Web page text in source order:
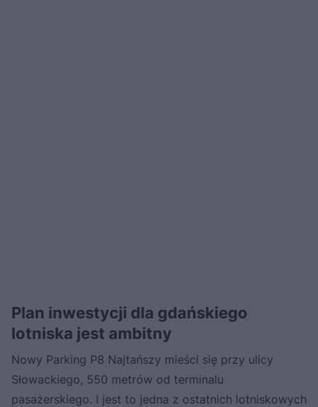
Plan inwestycji dla gdańskiego
lotniska jest ambitny
Nowy Parking P8 Najtańszy mieści się przy ulicy
Słowackiego, 550 metrów od terminalu
pasażerskiego. I jest to jedna z ostatnich lotniskowych